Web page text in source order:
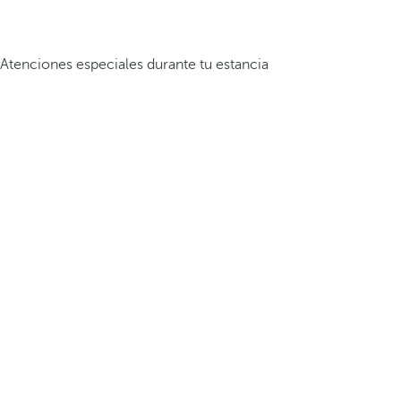
Atenciones especiales durante tu estancia